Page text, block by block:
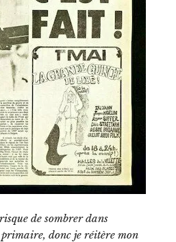
de sombrer dans
donc je réitère mon